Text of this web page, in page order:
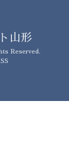
山形
Reserved.